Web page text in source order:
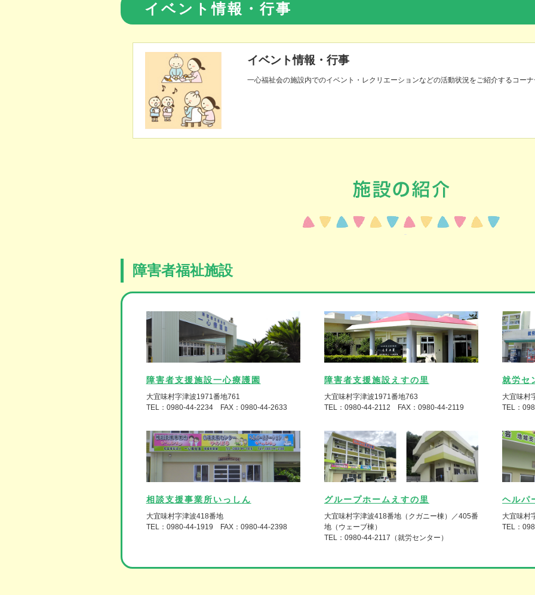
イベント情報・行事
イベント情報・行事
一心福祉会の施設内でのイベント・レクリエーションなどの活動状況をご紹介するコー
障害者福祉施設
障害者支援施設一心療護園
大宜味村字津波1971番地761
TEL：0980-44-2234 FAX：0980-44-2633
障害者支援施設えすの里
大宜味村字津波1971番地763
TEL：0980-44-2112 FAX：0980-44-2119
就労セ
大宜味村
TEL：
相談支援事業所いっしん
大宜味村字津波418番地
TEL：0980-44-1919 FAX：0980-44-2398
グループホームえすの里
大宜味村字津波418番地（クガニー棟）／405番
地（ウェーブ棟）
TEL：0980-44-2117（就労センター）
ヘルパ
大宜味村
TEL：